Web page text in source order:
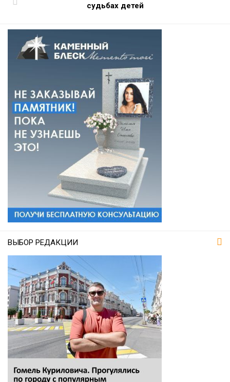
судьбах детей
ВЫБОР РЕДАКЦИИ